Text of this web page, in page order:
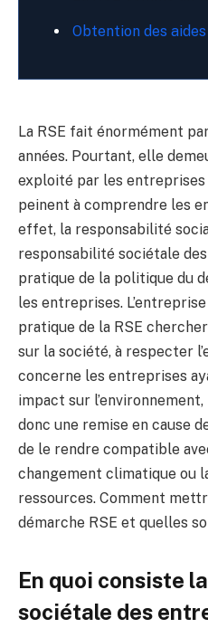
Obtention des
La RSE fait énormément
années. Pourtant, elle
exploité par les
peinent à comprendre les
effet, la responsabilité
responsabilité sociétale
pratique de la politique du
les entreprises. L’entreprise
pratique de la RSE
sur la société, à respecter
concerne les entreprises
impact sur
donc une remise en cause
de le rendre compatible
changement climatique ou
ressources. Comment
démarche RSE et quelles
En quoi consiste
sociétale des